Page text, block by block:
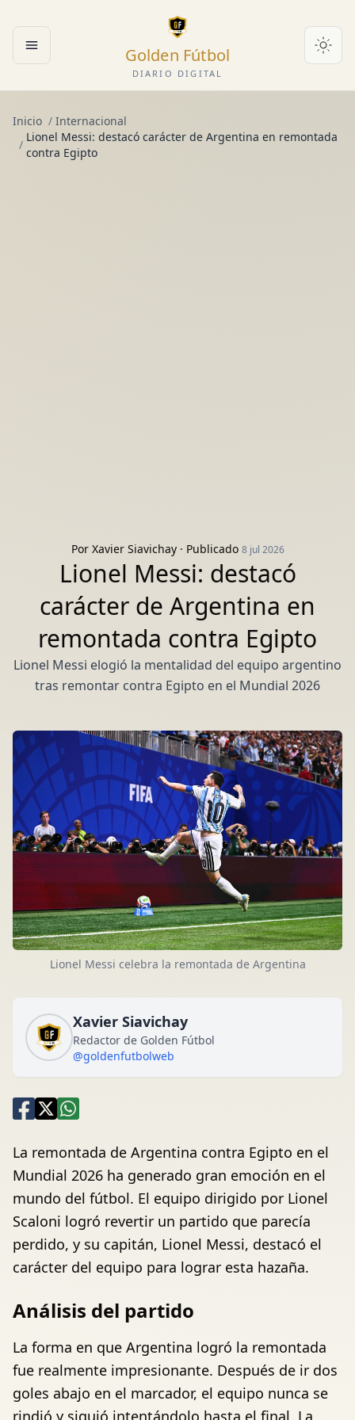
Abrir menú Golden Fútbol
DIARIO DIGITAL
Inicio / Internacional
/
Lionel Messi: destacó carácter de Argentina en remontada
contra Egipto
Por Xavier Siavichay· Publicado 8 jul 2026
Lionel Messi: destacó
carácter de Argentina en
remontada contra Egipto
Lionel Messi elogió la mentalidad del equipo argentino
tras remontar contra Egipto en el Mundial 2026
Lionel Messi celebra la remontada de Argentina
Xavier Siavichay
Redactor de Golden Fútbol
@goldenfutbolweb
La remontada de Argentina contra Egipto en el
Mundial 2026 ha generado gran emoción en el
mundo del fútbol. El equipo dirigido por Lionel
Scaloni logró revertir un partido que parecía
perdido, y su capitán, Lionel Messi, destacó el
carácter del equipo para lograr esta hazaña.
Análisis del partido
La forma en que Argentina logró la remontada
fue realmente impresionante. Después de ir dos
goles abajo en el marcador, el equipo nunca se
rindió y siguió intentándolo hasta el final. La